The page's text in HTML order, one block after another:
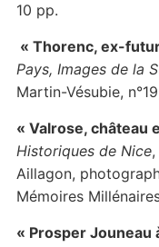
10 pp.
« Thorenc, ex-
Pays, Images de la
Martin-Vésubie,
« Valrose, château
Historiques de Nice,
Aillagon,
Mémoires
« Prosper Jouneau